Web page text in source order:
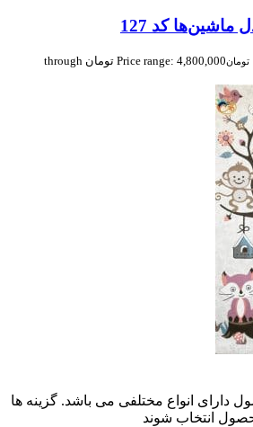
کد 127
تومان
Price range: 4,800,000 تومان through
دارای انواع مختلفی می باشد. گزینه ها
انتخاب شوند